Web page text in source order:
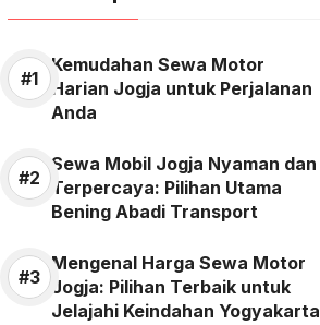
Kemudahan Sewa Motor
Harian Jogja untuk Perjalanan
Anda
Sewa Mobil Jogja Nyaman dan
Terpercaya: Pilihan Utama
Bening Abadi Transport
Mengenal Harga Sewa Motor
Jogja: Pilihan Terbaik untuk
Jelajahi Keindahan Yogyakarta